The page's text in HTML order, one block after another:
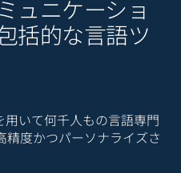
ュニケーショ
括的な言語ツ
いて何千人もの言語専門
精度かつパーソナライズさ